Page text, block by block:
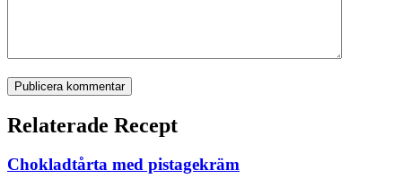
Publicera kommentar
Relaterade Recept
Chokladtårta med pistagekräm